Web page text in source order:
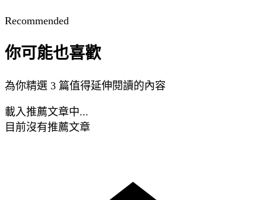
Recommended
你可能也喜歡
為你精選 3 篇值得延伸閱讀的內容
載入推薦文章中...
目前沒有推薦文章